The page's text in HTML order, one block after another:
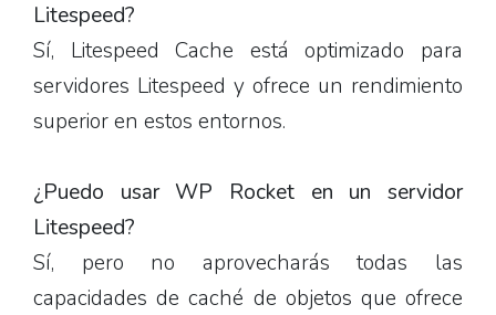
Litespeed?
Sí, Litespeed Cache está optimizado para
servidores Litespeed y ofrece un rendimiento
superior en estos entornos.
¿Puedo usar WP Rocket en un servidor
Litespeed?
Sí, pero no aprovecharás todas las
capacidades de caché de objetos que ofrece